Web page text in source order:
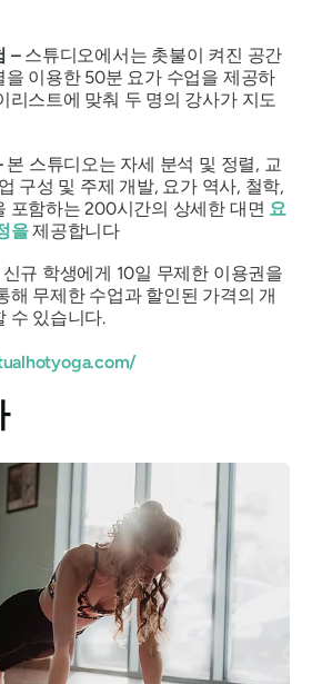
– 스튜디오에서는 촛불이 켜진 공간
을 이용한 50분 요가 수업을 제공하
리스트에 맞춰 두 명의 강사가 지도
본 스튜디오는 자세 분석 및 정렬, 교
구성 및 주제 개발, 요가 역사, 철학,
포함하는 200시간의 상세한 대면 요
을제공합니다
신규 학생에게 10일 무제한 이용권을
해 무제한 수업과 할인된 가격의 개
수 있습니다.